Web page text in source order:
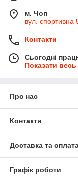
м. Чоп
вул. спортивна
Контакти
Сьогодні
Показати
Про нас
Контакти
Доставка та оплата
Графік роботи